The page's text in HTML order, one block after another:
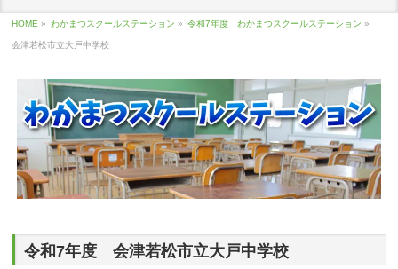
HOME » わかまつスクールステーション » 令和7年度 わかまつスクールステーション »
会津若松市立大戸中学校
令和7年度 会津若松市立大戸中学校